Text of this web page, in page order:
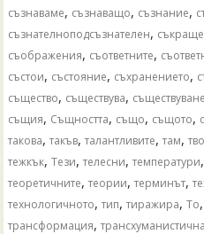
съзнаваме, съзнаващо, съзнание,
съзнателноподсъзнателен,
съображения, съответните,
състои, състояние, съхранението,
същество, съществува, съществуване
същия, Същността, също, същото,
такова,такъв,талантливите,там,
тежкък,Тези,телесни,температури
теоретичните,теории,терминът,
технологичното,тип,тиражира,То
трансформация,трансхуманистична